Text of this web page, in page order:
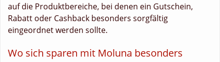
auf die Produktbereiche, bei denen ein Gutschein,
Rabatt oder Cashback besonders sorgfältig
eingeordnet werden sollte.
Wo sich sparen mit Moluna besonders